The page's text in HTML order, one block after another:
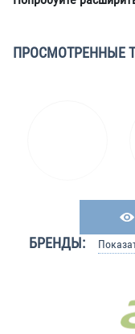
ПРОСМОТРЕННЫЕ
БРЕНДЫ: